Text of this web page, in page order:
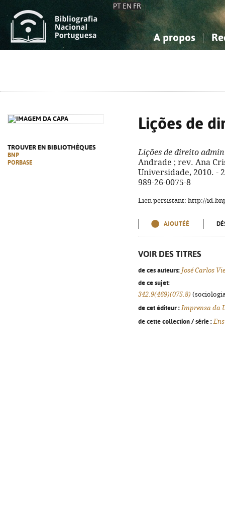
PT EN FR
A propos
TROUVER EN BIBLIOTHÈQUES
BNP
PORBASE
Lições de
Lições de direito
Andrade ; rev. Ana
Universidade, 2010. -
989-26-0075-8
Lien persistant: http://
AJOUTÉÉ
VOIR DES TITRES
de ces auteurs: José Carlos
de ce sujet:
342.9(469)(075.8)
de cet éditeur : Imprensa da
de cette collection / série :